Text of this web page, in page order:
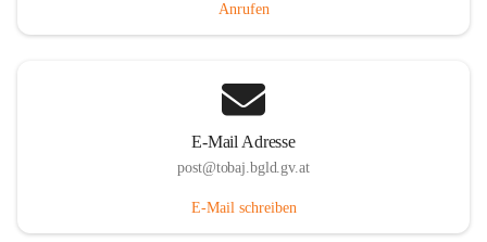
Anrufen
E-Mail Adresse
post@tobaj.bgld.gv.at
E-Mail schreiben